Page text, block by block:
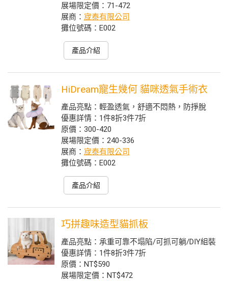
展場限定價：71-472
展商： 宬泰有限公司
攤位號碼：E002
產品介紹
HiDream寵生幾何 貓咪透氣手術衣
產品亮點：輕盈透氣，舒適不悶熱，防掙脫
優惠詳情：1件8折3件7折
原價：300-420
展場限定價：240-336
展商： 宬泰有限公司
攤位號碼：E002
產品介紹
巧拼趣味造型貓抓板
產品亮點：承重可靠不塌陷/可抓可躺/DIY組裝
優惠詳情：1件8折3件7折
原價：NT$590
展場限定價：NT$472